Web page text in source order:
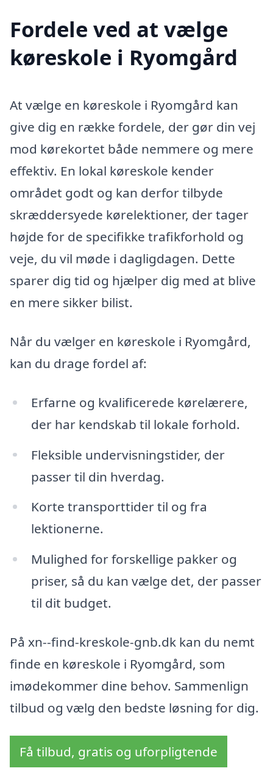
Fordele ved at vælge
køreskole i Ryomgård
At vælge en køreskole i Ryomgård kan
give dig en række fordele, der gør din vej
mod kørekortet både nemmere og mere
effektiv. En lokal køreskole kender
området godt og kan derfor tilbyde
skræddersyede kørelektioner, der tager
højde for de specifikke trafikforhold og
veje, du vil møde i dagligdagen. Dette
sparer dig tid og hjælper dig med at blive
en mere sikker bilist.
Når du vælger en køreskole i Ryomgård,
kan du drage fordel af:
Erfarne og kvalificerede kørelærere,
der har kendskab til lokale forhold.
Fleksible undervisningstider, der
passer til din hverdag.
Korte transporttider til og fra
lektionerne.
Mulighed for forskellige pakker og
priser, så du kan vælge det, der passer
til dit budget.
På xn--find-kreskole-gnb.dk kan du nemt
finde en køreskole i Ryomgård, som
imødekommer dine behov. Sammenlign
tilbud og vælg den bedste løsning for dig.
Få tilbud, gratis og uforpligtende